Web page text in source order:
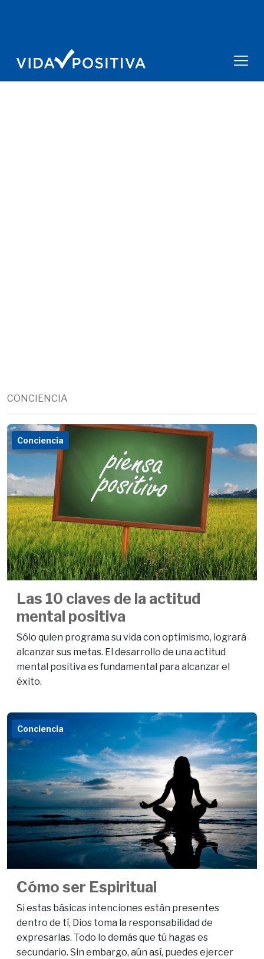
CONCIENCIA
Conciencia
Las 10 claves de la actitud
mental positiva
Sólo quien programa su vida con optimismo, logrará
alcanzar sus metas. El desarrollo de una actitud
mental positiva es fundamental para alcanzar el
éxito.
Conciencia
Cómo ser Espiritual
Si estas básicas intenciones están presentes
dentro de tí, Dios toma la responsabilidad de
expresarlas. Todo lo demás que tú hagas es
secundario. Sin embargo, aún así, puedes ejercer